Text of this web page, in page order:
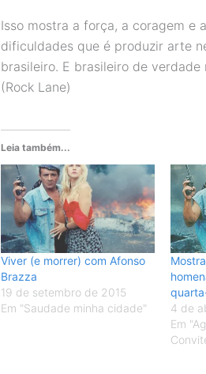
Isso mostra a força, a coragem e
dificuldades que é produzir arte
brasileiro. E brasileiro de verdade
(Rock Lane)
Leia também...
Viver (e morrer) com Afonso
Brazza
19 de setembro de 2015
Em "Saudade minha cidade"
4 de
Em